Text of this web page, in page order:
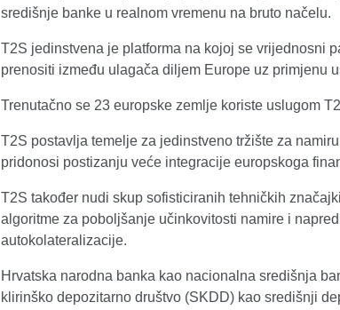
središnje banke u realnom vremenu na bruto načelu.
T2S jedinstvena je platforma na kojoj se vrijednosni
prenositi između ulagača diljem Europe uz primjenu
Trenutačno se 23 europske zemlje koriste uslugom
T2S postavlja temelje za jedinstveno tržište za
pridonosi postizanju veće integracije europskoga
T2S također nudi skup sofisticiranih tehničkih
algoritme za poboljšanje učinkovitosti namire i
autokolateralizacije.
Hrvatska narodna banka kao nacionalna središnja
klirinško depozitarno društvo (SKDD) kao središnji